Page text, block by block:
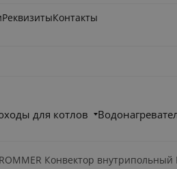
РеквизитыКонтакты
для котлов
Конвектор